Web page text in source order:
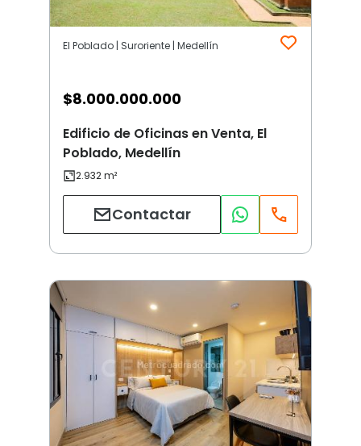
El Poblado | Suroriente | Medellín
$8.000.000.000
Edificio de Oficinas en Venta, El
Poblado, Medellín
Contactar